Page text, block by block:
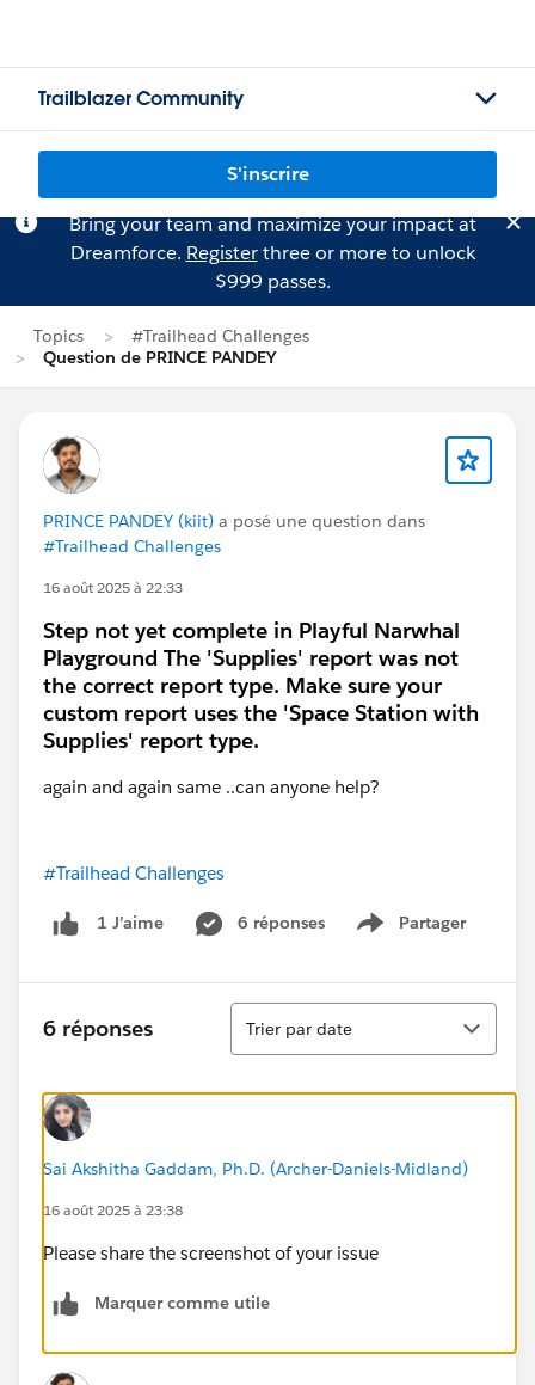
Trailblazer Community
S'inscrire
Bring your team and maximize your impact at
Dreamforce. Registerthree or more to unlock
$999 passes.
Topics
#Trailhead Challenges
Question de PRINCE PANDEY
PRINCE PANDEY (kiit) a posé une question dans
#Trailhead Challenges
16 août 2025 à 22:33
Step not yet complete in Playful Narwhal
Playground The 'Supplies' report was not
the correct report type. Make sure your
custom report uses the 'Space Station with
Supplies' report type.
again and again same ..can anyone help?
#Trailhead Challenges
1 J’aime 6 réponses Partager
Show menu
6 réponses
Tri
Trier par date
Sai Akshitha Gaddam, Ph.D. (Archer-Daniels-Midland)
16 août 2025 à 23:38
Please share the screenshot of your issue
Marquer comme utile